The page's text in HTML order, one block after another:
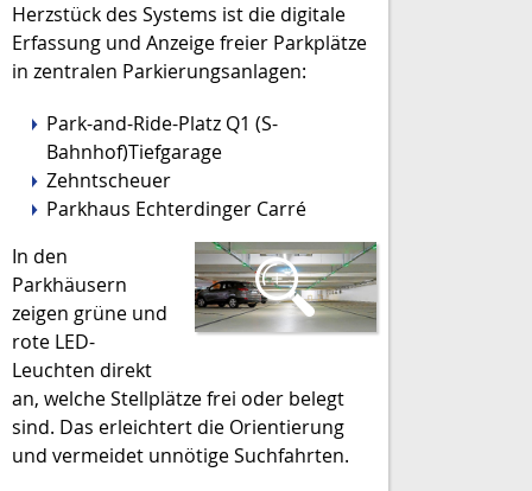
Herzstück des Systems ist die digitale
Erfassung und Anzeige freier Parkplätze
in zentralen Parkierungsanlagen:
Park-and-Ride-Platz Q1 (S-
Bahnhof)Tiefgarage
Zehntscheuer
Parkhaus Echterdinger Carré
In den
Parkhäusern
zeigen grüne und
rote LED-
Leuchten direkt
an, welche Stellplätze frei oder belegt
sind. Das erleichtert die Orientierung
und vermeidet unnötige Suchfahrten.